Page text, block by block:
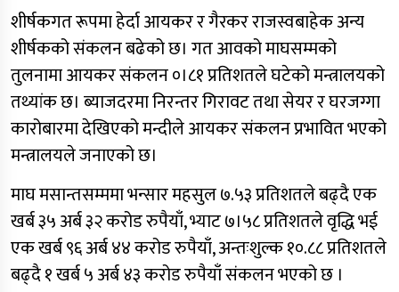
शीर्षकगत रूपमा हेर्दा आयकर र गैरकर राजस्वबाहेक अन्य
शीर्षकको संकलन बढेको छ। गत आवको माघसम्मको
तुलनामा आयकर संकलन ०।८१ प्रतिशतले घटेको मन्त्रालयको
तथ्यांक छ। ब्याजदरमा निरन्तर गिरावट तथा सेयर र घरजग्गा
कारोबारमा देखिएको मन्दीले आयकर संकलन प्रभावित भएको
मन्त्रालयले जनाएको छ।
माघ मसान्तसम्ममा भन्सार महसुल ७.५३ प्रतिशतले बढ्दै एक
खर्ब ३५ अर्ब ३२ करोड रुपैयाँ, भ्याट ७।५८ प्रतिशतले वृद्धि भई
एक खर्ब ९६ अर्ब ४४ करोड रुपैयाँ, अन्तःशुल्क १०.८८ प्रतिशतले
बढ्दै १ खर्ब ५ अर्ब ४३ करोड रुपैयाँ संकलन भएको छ ।